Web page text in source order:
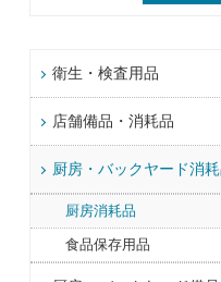
衛生・検査用品
店舗備品・消耗品
厨房・バックヤード消
厨房消耗品
食品保存用品